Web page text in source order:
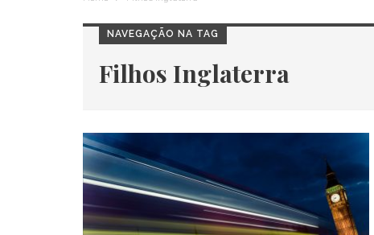
NAVEGAÇÃO NA TAG
Filhos Inglaterra